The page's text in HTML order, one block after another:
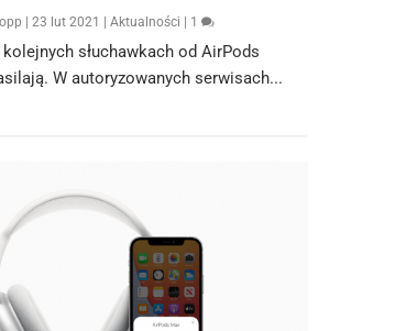
|23 lut 2021 |Aktualności | 1
słuchawkach od AirPods
W autoryzowanych serwisach...